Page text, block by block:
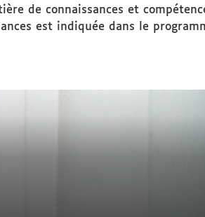
de connaissances et
est indiquée dans le